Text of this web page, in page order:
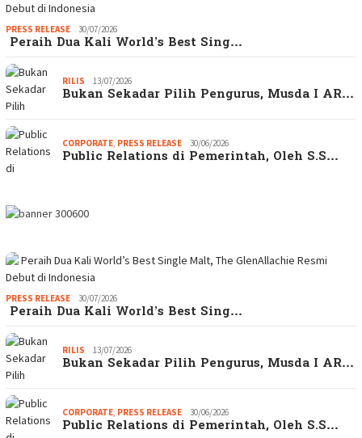
PRESS RELEASE 30/07/2026
Peraih Dua Kali World’s Best Sing…
RILIS 13/07/2026
Bukan Sekadar Pilih Pengurus, Musda I AR…
CORPORATE, PRESS RELEASE 30/06/2026
Public Relations di Pemerintah, Oleh S.S…
PRESS RELEASE 30/07/2026
Peraih Dua Kali World’s Best Sing…
RILIS 13/07/2026
Bukan Sekadar Pilih Pengurus, Musda I AR…
CORPORATE, PRESS RELEASE 30/06/2026
Public Relations di Pemerintah, Oleh S.S…